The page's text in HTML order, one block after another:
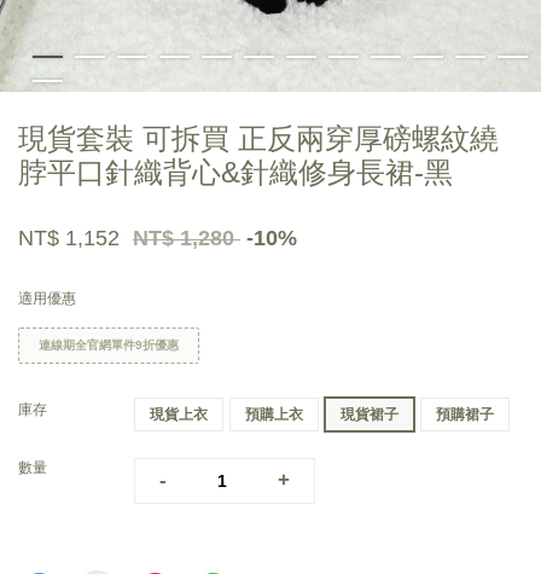
現貨套裝 可拆買 正反兩穿厚磅螺紋繞
脖平口針織背心&針織修身長裙-黑
NT$ 1,152 NT$ 1,280 -10%
適用優惠
連線期全官網單件9折優惠
庫存 現貨上衣 預購上衣 現貨裙子 預購裙子
數量
- +